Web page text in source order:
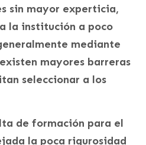
sin mayor experticia,
la institución a poco
mediante
mayores barreras
seleccionar a los
de formación para el
la poca rigurosidad